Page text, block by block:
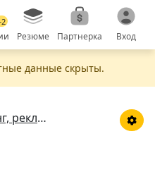
Резюме Партнерка Вход
данные скрыты.
Маркетинг, реклама